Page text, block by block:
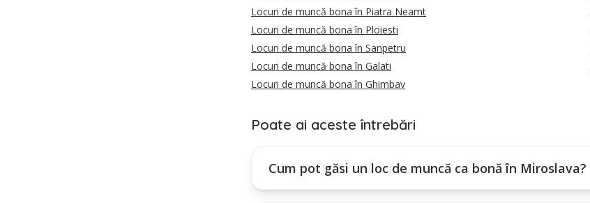
Locuri de muncă bona în Piatra Neamt
Locuri de muncă bona în Ploiesti
Locuri de muncă bona în Sanpetru
Locuri de muncă bona în Galati
Locuri de muncă bona în Ghimbav
Poate ai aceste întrebări
Cum pot găsi un loc de muncă ca bonă în Miroslava?